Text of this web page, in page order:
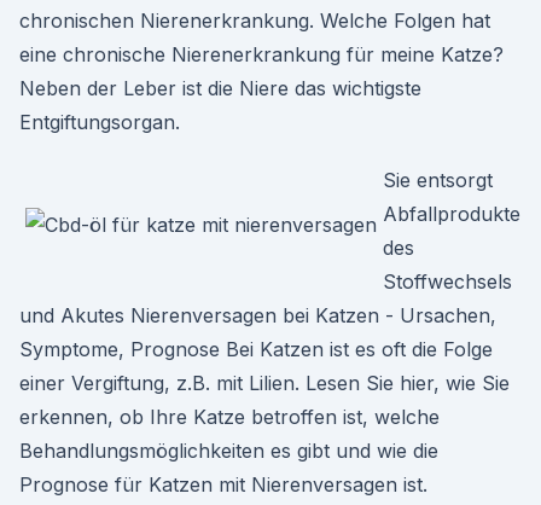
chronischen Nierenerkrankung. Welche Folgen hat
eine chronische Nierenerkrankung für meine Katze?
Neben der Leber ist die Niere das wichtigste
Entgiftungsorgan.
Sie entsorgt
Abfallprodukte
des
Stoffwechsels
und Akutes Nierenversagen bei Katzen - Ursachen,
Symptome, Prognose Bei Katzen ist es oft die Folge
einer Vergiftung, z.B. mit Lilien. Lesen Sie hier, wie Sie
erkennen, ob Ihre Katze betroffen ist, welche
Behandlungsmöglichkeiten es gibt und wie die
Prognose für Katzen mit Nierenversagen ist.